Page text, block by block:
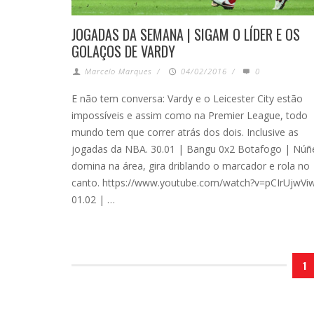
JOGADAS DA SEMANA | SIGAM O LÍDER E OS
GOLAÇOS DE VARDY
Marcelo Marques / 04/02/2016 / 0
E não tem conversa: Vardy e o Leicester City estão
impossíveis e assim como na Premier League, todo
mundo tem que correr atrás dos dois. Inclusive as
jogadas da NBA. 30.01 | Bangu 0x2 Botafogo |
domina na área, gira driblando o marcador e rola no
canto. https://www.youtube.com/
01.02 | …
1